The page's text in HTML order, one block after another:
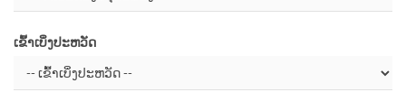
ເຂົ້າເບິ່ງປະຫວັດ